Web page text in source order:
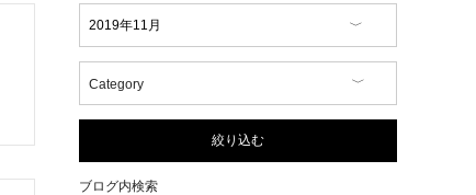
Category
【商品情報】
絞り込む
ブログ内検索